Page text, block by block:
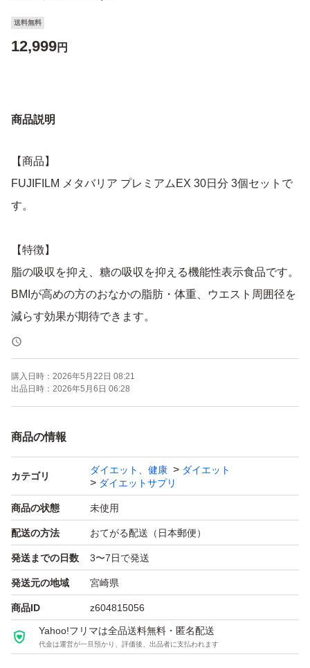
送料無料
12,999円
商品説明
【商品】
FUJIFILM メタバリア プレミアムEX 30日分 3個セットで
す。
【特徴】
脂の吸収を抑え、糖の吸収を抑える機能性表示食品です。
BMIが高めの方のおなかの脂肪・体重、ウエスト周囲径を
減らす効果が期待できます。
【表記・型番】
30日分入り
よろしくお願いいたします。
購入日時： 2026年5月22日 08:21
出品日時： 2026年5月6日 06:28
商品の情報
カテゴリ
ダイエット、健康
ダイエット
ダイエットサプリ
商品の状態 未使用
配送の方法 おてがる配送（日本郵便）
発送までの日数 3〜7日で発送
発送元の地域 宮崎県
商品ID z604815056
Yahoo!フリマは全品送料無料・匿名配送
代金は運営が一旦預かり、評価後、出品者に支払われます